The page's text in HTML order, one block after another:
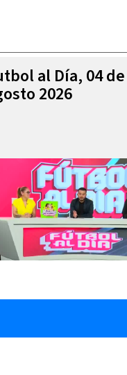
al Día, 04 de
2026